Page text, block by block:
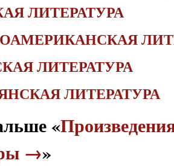
ЛИТЕРАТУРА
ЛИТЕРАТУРА
ЛИТЕРАТУРА
«
→»